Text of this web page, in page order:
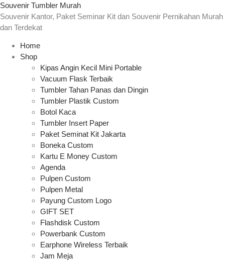
Souvenir Tumbler Murah
Souvenir Kantor, Paket Seminar Kit dan Souvenir Pernikahan Murah
dan Terdekat
Home
Shop
Kipas Angin Kecil Mini Portable
Vacuum Flask Terbaik
Tumbler Tahan Panas dan Dingin
Tumbler Plastik Custom
Botol Kaca
Tumbler Insert Paper
Paket Seminat Kit Jakarta
Boneka Custom
Kartu E Money Custom
Agenda
Pulpen Custom
Pulpen Metal
Payung Custom Logo
GIFT SET
Flashdisk Custom
Powerbank Custom
Earphone Wireless Terbaik
Jam Meja